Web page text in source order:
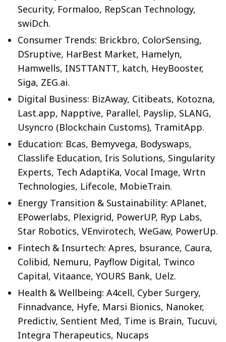
Security, Formaloo, RepScan Technology,
swiDch.
Consumer Trends: Brickbro, ColorSensing,
DSruptive, HarBest Market, Hamelyn,
Hamwells, INSTTANTT, katch, HeyBooster,
Siga, ZEG.ai.
Digital Business: BizAway, Citibeats, Kotozna,
Last.app, Napptive, Parallel, Payslip, SLANG,
Usyncro (Blockchain Customs), TramitApp.
Education: Bcas, Bemyvega, Bodyswaps,
Classlife Education, Iris Solutions, Singularity
Experts, Tech AdaptiKa, Vocal Image, Wrtn
Technologies, Lifecole, MobieTrain.
Energy Transition & Sustainability: APlanet,
EPowerlabs, Plexigrid, PowerUP, Ryp Labs,
Star Robotics, VEnvirotech, WeGaw, PowerUp.
Fintech & Insurtech: Apres, bsurance, Caura,
Colibid, Nemuru, Payflow Digital, Twinco
Capital, Vitaance, YOURS Bank, Uelz.
Health & Wellbeing: A4cell, Cyber Surgery,
Finnadvance, Hyfe, Marsi Bionics, Nanoker,
Predictiv, Sentient Med, Time is Brain, Tucuvi,
Integra Therapeutics, Nucaps